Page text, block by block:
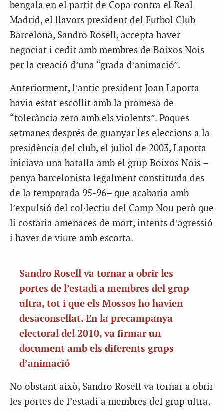
bengala en el partit de Copa contra el Real
Madrid, el llavors president del Futbol Club
Barcelona, Sandro Rosell, accepta haver
negociat i cedit amb membres de Boixos Nois
per la creació d’una “grada d’animació”.
Anteriorment, l’antic president Joan Laporta
havia estat escollit amb la promesa de
“tolerància zero amb els violents”. Poques
setmanes després de guanyar les eleccions a la
presidència del club, el juliol de 2003, Laporta
iniciava una batalla amb el grup Boixos Nois –
penya barcelonista legalment constituïda des
de la temporada 95-96– que acabaria amb
l’expulsió del col·lectiu del Camp Nou però que
li costaria amenaces de mort, intents d’agressió
i haver de viure amb escorta.
Sandro Rosell va tornar a obrir les
portes de l’estadi a membres del grup
ultra, tot i que els Mossos ho havien
desaconsellat. En la precampanya
electoral del 2010, va firmar un
document amb els diferents grups
d’animació
No obstant això, Sandro Rosell va tornar a obrir
les portes de l’estadi a membres del grup ultra,